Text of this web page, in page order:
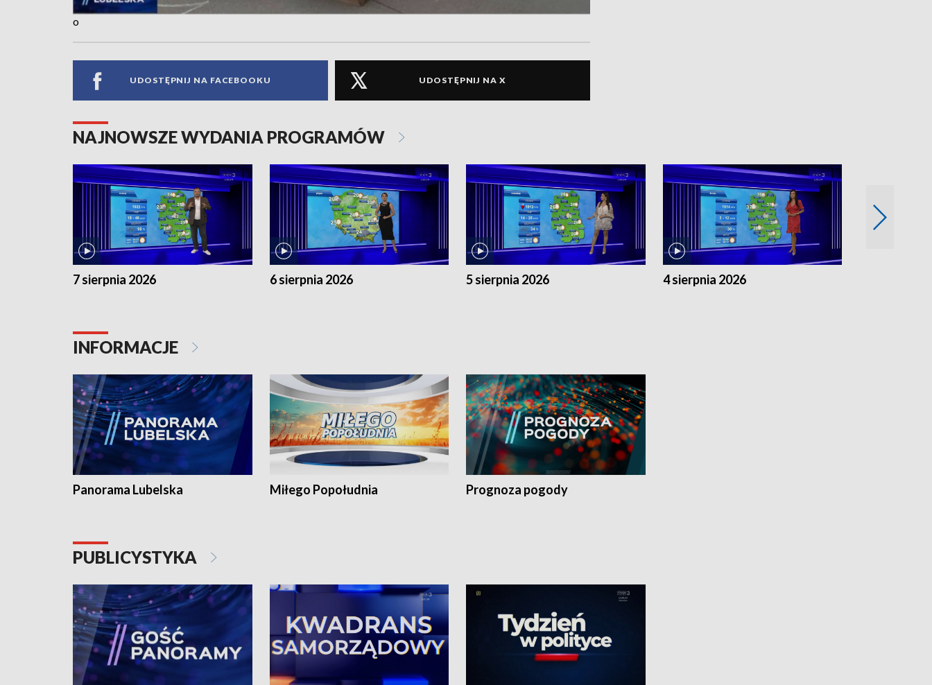
o
UDOSTĘPNIJ NA FACEBOOKU UDOSTĘPNIJ NA X
NAJNOWSZE WYDANIA PROGRAMÓW
7 sierpnia 2026 6 sierpnia 2026 5 sierpnia 2026 4 sierpnia 2026
INFORMACJE
Panorama Lubelska Miłego Popołudnia Prognoza pogody
PUBLICYSTYKA